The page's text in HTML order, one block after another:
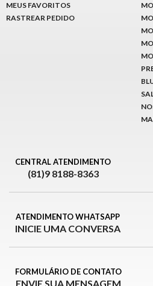
MEUS FAVORITOS
RASTREAR PEDIDO
CENTRAL ATENDIMENTO
(81)9 8188-8363
ATENDIMENTO WHATSAPP
INICIE UMA CONVERSA
FORMULÁRIO DE CONTATO
ENVIE SUA MENSAGEM